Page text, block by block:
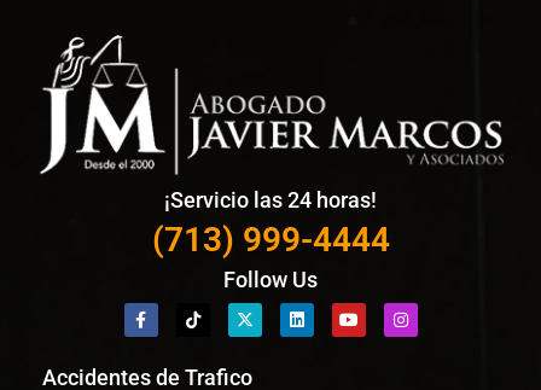
¡Servicio las 24 horas!
(713) 999-4444
Follow Us
Accidentes de Trafico